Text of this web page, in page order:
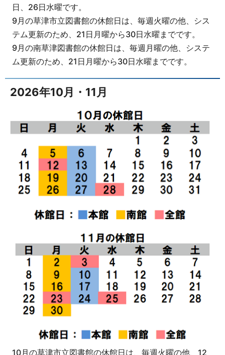
日、26日水曜です。
9月の草津市立図書館の休館日は、毎週火曜の他、シス
テム更新のため、21日月曜から30日水曜までです。
9月の南草津図書館の休館日は、毎週月曜の他、システ
ム更新のため、21日月曜から30日水曜までです。
2026年10月・11月
10月の草津市立図書館の休館日は、毎週火曜の他、12